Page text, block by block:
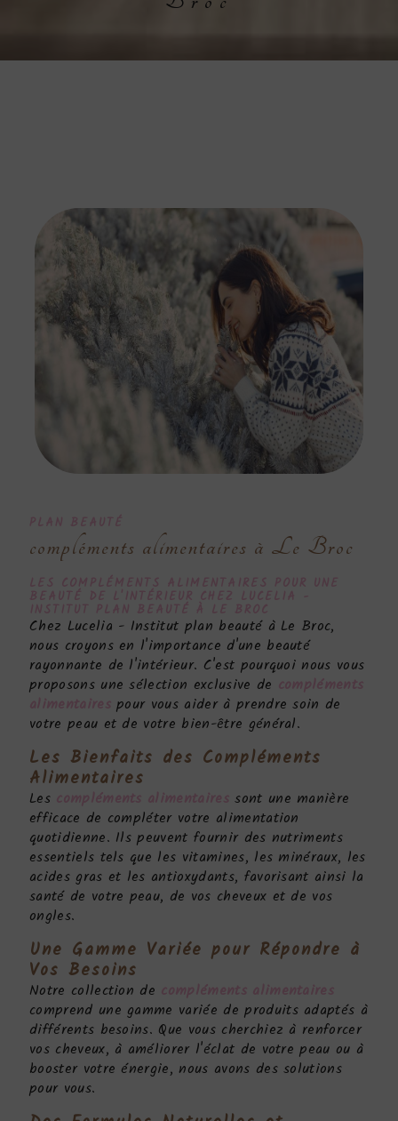
PLAN BEAUTÉ
compléments alimentaires à Le Broc
LES COMPLÉMENTS ALIMENTAIRES POUR UNE
BEAUTÉ DE L'INTÉRIEUR CHEZ LUCELIA -
INSTITUT PLAN BEAUTÉ À LE BROC
Chez Lucelia - Institut plan beauté à Le Broc,
nous croyons en l'importance d'une beauté
rayonnante de l'intérieur. C'est pourquoi nous vous
proposons une sélection exclusive de compléments
alimentairespour vous aider à prendre soin de
votre peau et de votre bien-être général.
Les Bienfaits des Compléments
Alimentaires
Les compléments alimentairessont une manière
efficace de compléter votre alimentation
quotidienne. Ils peuvent fournir des nutriments
essentiels tels que les vitamines, les minéraux, les
acides gras et les antioxydants, favorisant ainsi la
santé de votre peau, de vos cheveux et de vos
ongles.
Une Gamme Variée pour Répondre à
Vos Besoins
Notre collection de compléments alimentaires
comprend une gamme variée de produits adaptés à
différents besoins. Que vous cherchiez à renforcer
vos cheveux, à améliorer l'éclat de votre peau ou à
booster votre énergie, nous avons des solutions
pour vous.